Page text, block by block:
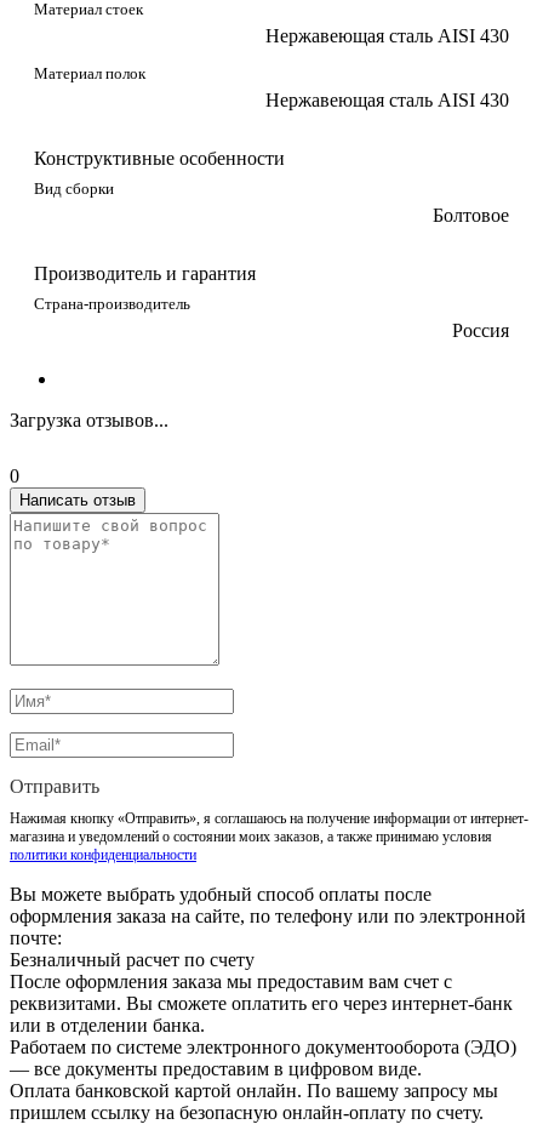
Материал стоек
Нержавеющая сталь AISI 430
Материал полок
Нержавеющая сталь AISI 430
Конструктивные особенности
Вид сборки
Болтовое
Производитель и гарантия
Страна-производитель
Россия
Загрузка отзывов...
0
Написать отзыв
Отправить
Нажимая кнопку «Отправить», я соглашаюсь на получение информации от интернет-
магазина и уведомлений о состоянии моих заказов, а также принимаю условия
политики конфиденциальности
Вы можете выбрать удобный способ оплаты после
оформления заказа на сайте, по телефону или по электронной
почте:
Безналичный расчет по счету
После оформления заказа мы предоставим вам счет с
реквизитами. Вы сможете оплатить его через интернет-банк
или в отделении банка.
Работаем по системе электронного документооборота (ЭДО)
— все документы предоставим в цифровом виде.
Оплата банковской картой онлайн. По вашему запросу мы
пришлем ссылку на безопасную онлайн-оплату по счету.